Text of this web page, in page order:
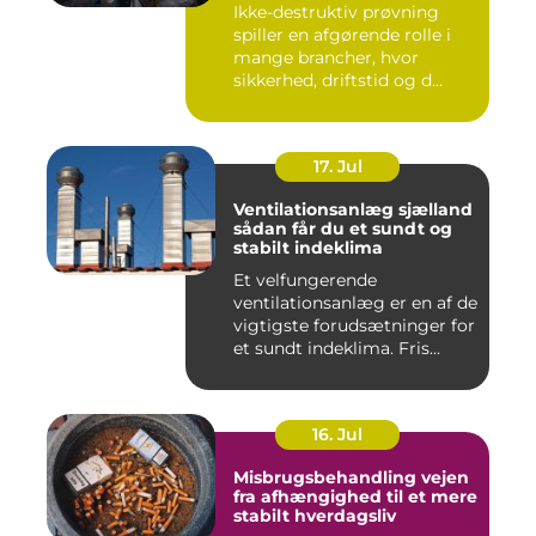
Ikke-destruktiv prøvning
spiller en afgørende rolle i
mange brancher, hvor
sikkerhed, driftstid og d...
17. Jul
Ventilationsanlæg sjælland
sådan får du et sundt og
stabilt indeklima
Et velfungerende
ventilationsanlæg er en af de
vigtigste forudsætninger for
et sundt indeklima. Fris...
16. Jul
Misbrugsbehandling vejen
fra afhængighed til et mere
stabilt hverdagsliv